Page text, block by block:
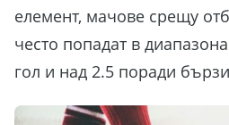
елемент, мачове срещу
често попадат в
гол и над 2.5 поради